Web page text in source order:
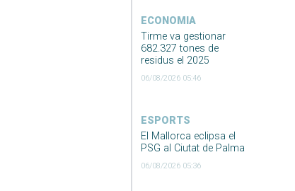
ECONOMIA
Tirme va gestionar
682.327 tones de
residus el 2025
06/08/2026 05:46
ESPORTS
El Mallorca eclipsa el
PSG al Ciutat de Palma
06/08/2026 05:36